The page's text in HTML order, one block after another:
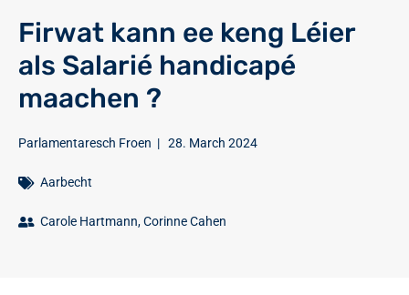
Firwat kann ee keng Léier
als Salarié handicapé
maachen ?
Parlamentaresch Froen | 28. March 2024
Aarbecht
Carole Hartmann,Corinne Cahen